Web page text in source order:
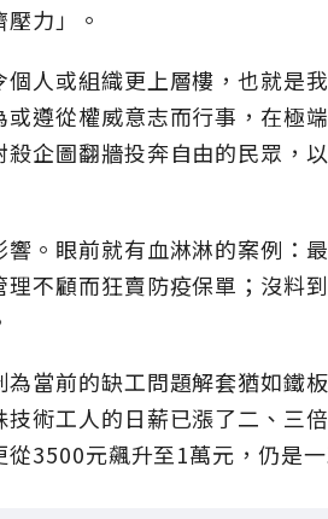
力」。
人或組織更上層樓，也就是
遵從權威意志而行事，在極
企圖翻牆投奔自由的民眾，
。眼前就有血淋淋的案例：
不顧而狂賣防疫保單；沒料
當前的缺工問題解套猶如鐵
術工人的日薪已漲了二、三
3500元飆升至1萬元，仍是一